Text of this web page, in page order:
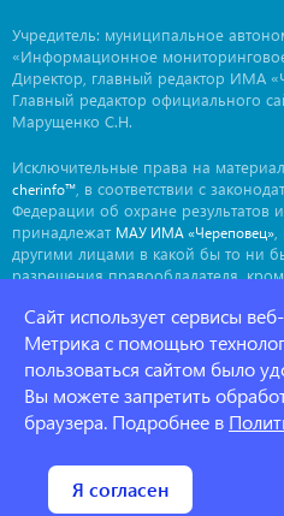
Учредитель: муниципальное
«Информационное
Директор, главный редактор ИМА
Главный редактор официального
Марущенко С.Н.
Исключительные права на
cherinfo™ , в соответствии с
Федерации об охране результатов
принадлежат МАУ ИМА «Череповец»
другими лицами в какой бы то ни
разрешения правообладателя,
ima@cherinfo.ru. Мнение авторов
редакции.
При использовании материалов
является прямая, открытая для
страницу, с которой материал
размещаться непосредственно в
оригинальный материал
Политика конфеденциальности
Сайт использует сервисы
Метрика с помощью
пользоваться сайтом было
Вы можете запретить
браузера. Подробнее в